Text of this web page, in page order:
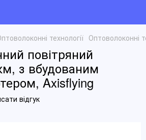
технології Оптоволоконні
повітряний
з вбудованим
Axisflying
відгук